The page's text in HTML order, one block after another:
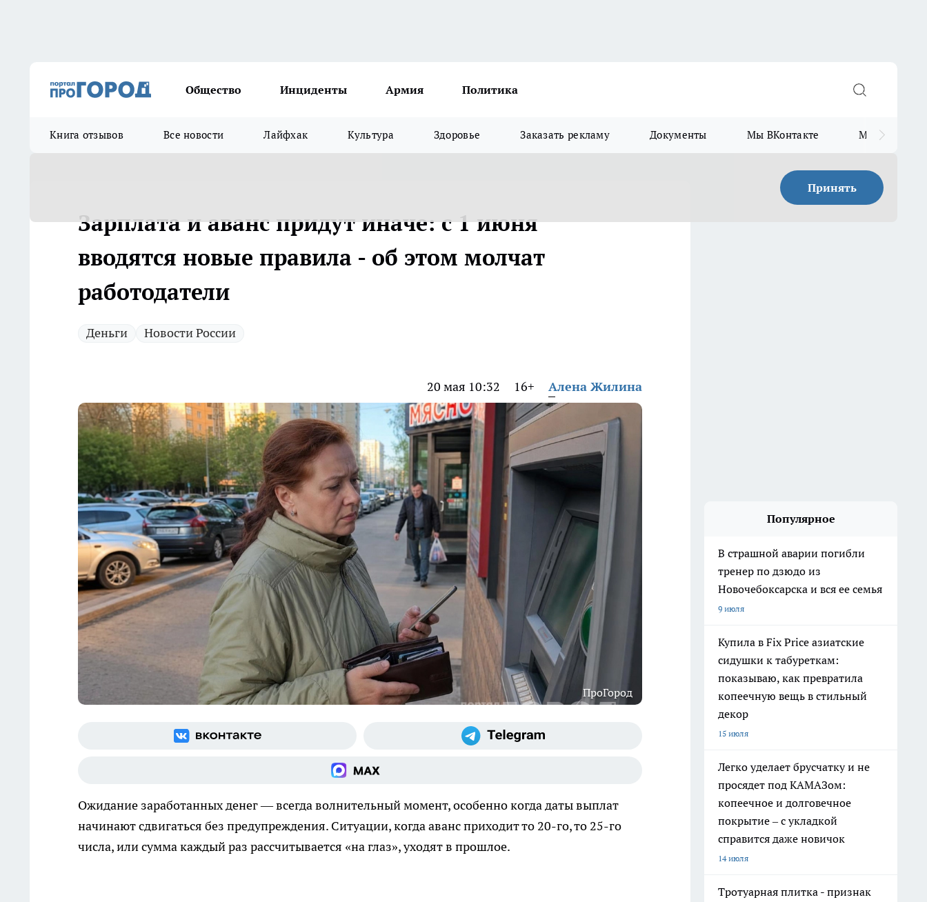
Общество Инциденты Армия Политика
Книга отзывов Все новости Лайфхак Культура Здоровье Заказать рекламу Документы Мы ВКонтакте Мы в
Принять
Зарплата и аванс придут иначе: с 1 июня
вводятся новые правила - об этом молчат
работодатели
Деньги Новости России
20 мая 10:32 16+ Алена Жилина
ПроГород
Ожидание заработанных денег — всегда волнительный момент, особенно когда даты выплат
начинают сдвигаться без предупреждения. Ситуации, когда аванс приходит то 20-го, то 25-го
числа, или сумма каждый раз рассчитывается «на глаз», уходят в прошлое.
Популярное
В страшной аварии погибли
тренер по дзюдо из
Новочебоксарска и вся ее семья
9 июля
Купила в Fix Price азиатские
сидушки к табуреткам:
показываю, как превратила
копеечную вещь в стильный
декор
15 июля
Легко уделает брусчатку и не
просядет под КАМАЗом:
копеечное и долговечное
покрытие – с укладкой
справится даже новичок
14 июля
Тротуарная плитка - признак